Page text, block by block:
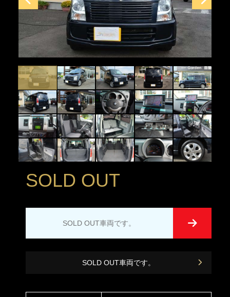
SOLD OUT
SOLD OUT車両です。
SOLD OUT車両です。